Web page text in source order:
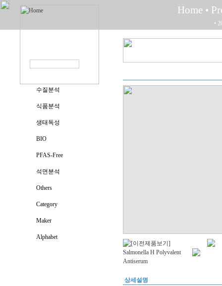
Home •
•
수질분석
식품분석
생태독성
BIO
PFAS-Free
석면분석
Others
Category
Maker
Alphabet
상세설명